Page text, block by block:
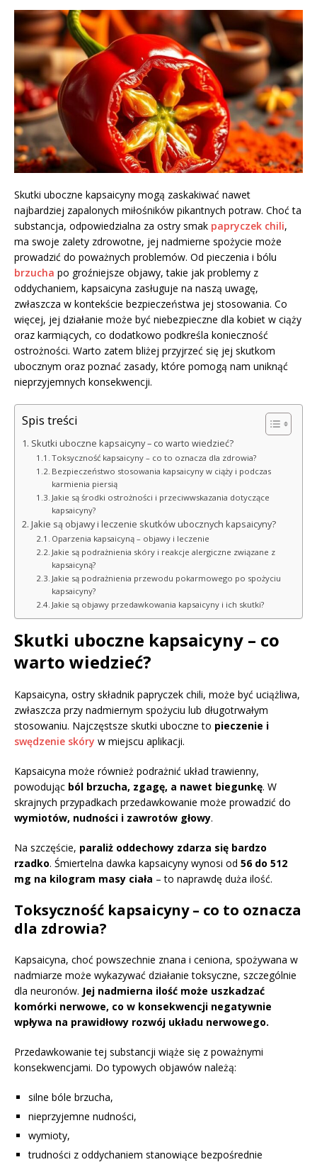
Skutki uboczne kapsaicyny mogą zaskakiwać nawet
najbardziej zapalonych miłośników pikantnych potraw. Choć ta
substancja, odpowiedzialna za ostry smak papryczek chili,
ma swoje zalety zdrowotne, jej nadmierne spożycie może
prowadzić do poważnych problemów. Od pieczenia i bólu
brzucha po groźniejsze objawy, takie jak problemy z
oddychaniem, kapsaicyna zasługuje na naszą uwagę,
zwłaszcza w kontekście bezpieczeństwa jej stosowania. Co
więcej, jej działanie może być niebezpieczne dla kobiet w ciąży
oraz karmiących, co dodatkowo podkreśla konieczność
ostrożności. Warto zatem bliżej przyjrzeć się jej skutkom
ubocznym oraz poznać zasady, które pomogą nam uniknąć
nieprzyjemnych konsekwencji.
Spis treści
Skutki uboczne kapsaicyny – co warto wiedzieć?
Toksyczność kapsaicyny – co to oznacza dla zdrowia?
Bezpieczeństwo stosowania kapsaicyny w ciąży i podczas
karmienia piersią
Jakie są środki ostrożności i przeciwwskazania dotyczące
kapsaicyny?
Jakie są objawy i leczenie skutków ubocznych kapsaicyny?
Oparzenia kapsaicyną – objawy i leczenie
Jakie są podrażnienia skóry i reakcje alergiczne związane z
kapsaicyną?
Jakie są podrażnienia przewodu pokarmowego po spożyciu
kapsaicyny?
Jakie są objawy przedawkowania kapsaicyny i ich skutki?
Skutki uboczne kapsaicyny – co
warto wiedzieć?
Kapsaicyna, ostry składnik papryczek chili, może być uciążliwa,
zwłaszcza przy nadmiernym spożyciu lub długotrwałym
stosowaniu. Najczęstsze skutki uboczne to pieczenie i
swędzenie skóry w miejscu aplikacji.
Kapsaicyna może również podrażnić układ trawienny,
powodując ból brzucha, zgagę, a nawet biegunkę. W
skrajnych przypadkach przedawkowanie może prowadzić do
wymiotów, nudności i zawrotów głowy.
Na szczęście, paraliż oddechowy zdarza się bardzo
rzadko. Śmiertelna dawka kapsaicyny wynosi od 56 do 512
mg na kilogram masy ciała – to naprawdę duża ilość.
Toksyczność kapsaicyny – co to oznacza
dla zdrowia?
Kapsaicyna, choć powszechnie znana i ceniona, spożywana w
nadmiarze może wykazywać działanie toksyczne, szczególnie
dla neuronów. Jej nadmierna ilość może uszkadzać
komórki nerwowe, co w konsekwencji negatywnie
wpływa na prawidłowy rozwój układu nerwowego.
Przedawkowanie tej substancji wiąże się z poważnymi
konsekwencjami. Do typowych objawów należą:
silne bóle brzucha,
nieprzyjemne nudności,
wymioty,
trudności z oddychaniem stanowiące bezpośrednie